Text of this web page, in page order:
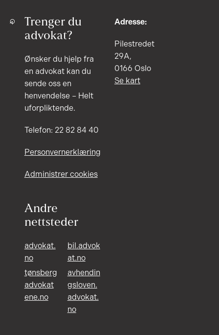
Trenger du
advokat?
Ønsker du hjelp fra
en advokat kan du
sende oss en
henvendelse – Helt
uforpliktende.
Telefon: 22 82 84 40
Personvernerklæring
Administrer cookies
Andre
nettsteder
advokat.
no
bil.advok
at.no
tønsberg
advokat
ene.no
avhendin
gsloven.
advokat.
no
Adresse:
Pilestredet
29A,
0166 Oslo
Se kart